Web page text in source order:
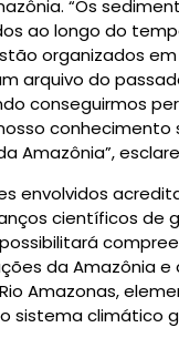
“Os
ao longo do
organizados
arquivo do
conseguirmos
conhecimento
Amazônia”,
envolvidos
científicos de
da Amazônia e
Amazonas,
sistema climático